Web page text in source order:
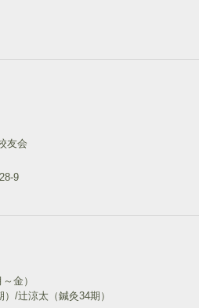
友会
9
金）
）/辻涼太（鍼灸34期）